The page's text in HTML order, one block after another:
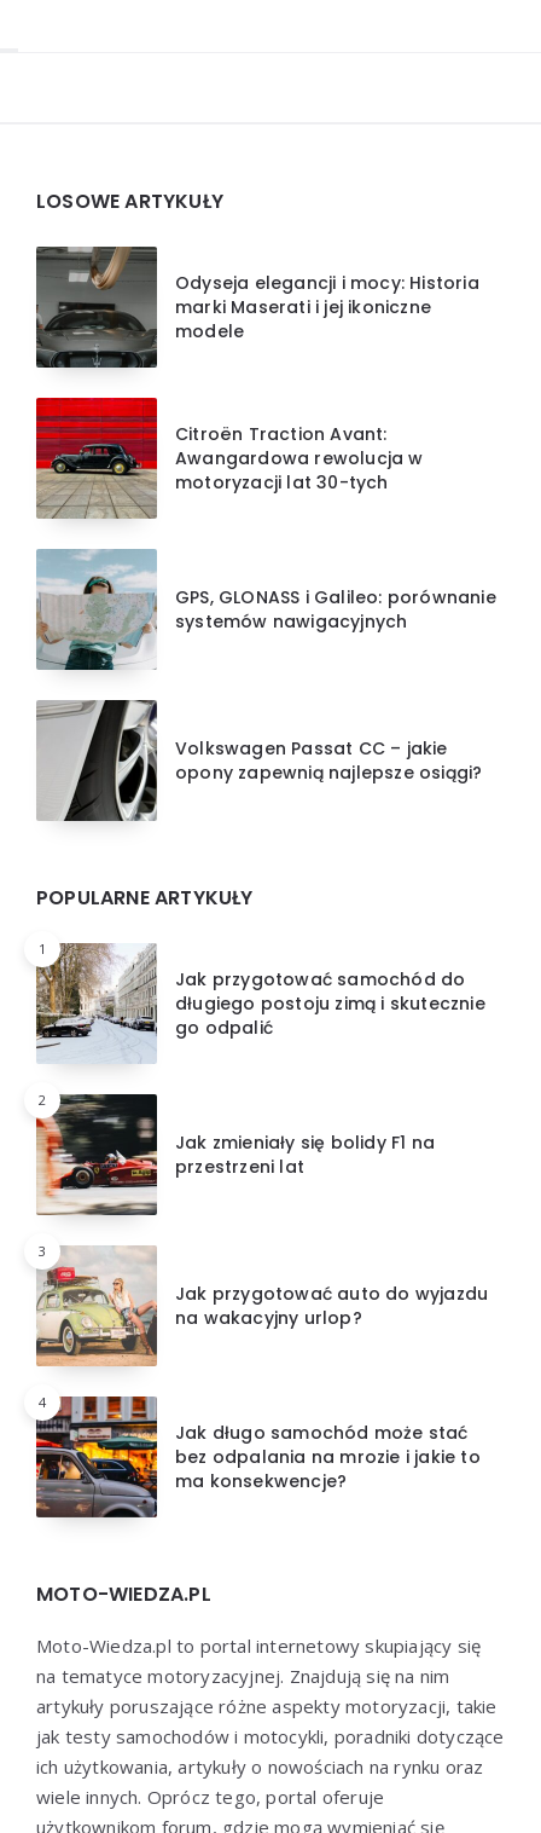
LOSOWE ARTYKUŁY
Odyseja elegancji i mocy: Historia
marki Maserati i jej ikoniczne
modele
Citroën Traction Avant:
Awangardowa rewolucja w
motoryzacji lat 30-tych
GPS, GLONASS i Galileo: porównanie
systemów nawigacyjnych
Volkswagen Passat CC – jakie
opony zapewnią najlepsze osiągi?
POPULARNE ARTYKUŁY
1
Jak przygotować samochód do
długiego postoju zimą i skutecznie
go odpalić
2
Jak zmieniały się bolidy F1 na
przestrzeni lat
3
Jak przygotować auto do wyjazdu
na wakacyjny urlop?
4
Jak długo samochód może stać
bez odpalania na mrozie i jakie to
ma konsekwencje?
MOTO-WIEDZA.PL
Moto-Wiedza.pl to portal internetowy skupiający się
na tematyce motoryzacyjnej. Znajdują się na nim
artykuły poruszające różne aspekty motoryzacji, takie
jak testy samochodów i motocykli, poradniki dotyczące
ich użytkowania, artykuły o nowościach na rynku oraz
wiele innych. Oprócz tego, portal oferuje
użytkownikom forum, gdzie mogą wymieniać się